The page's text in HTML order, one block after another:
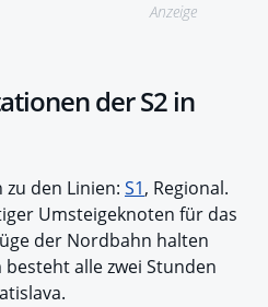
Anzeige
der S2 in
zu den Linien: S1, Regional.
Umsteigeknoten für das
der Nordbahn halten
alle zwei Stunden